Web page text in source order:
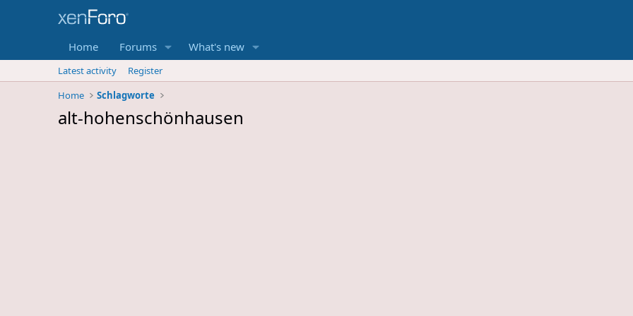
Home Forums What's new
Latest activity
Register
Home
Schlagworte
alt-hohenschönhausen